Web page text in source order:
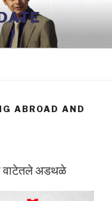
ABROAD AND
वाटेतले अडथळे